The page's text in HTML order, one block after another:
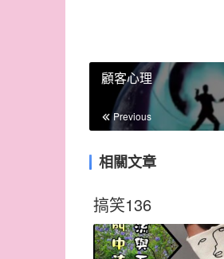
顧客心理
Previous
相關文章
搞笑136